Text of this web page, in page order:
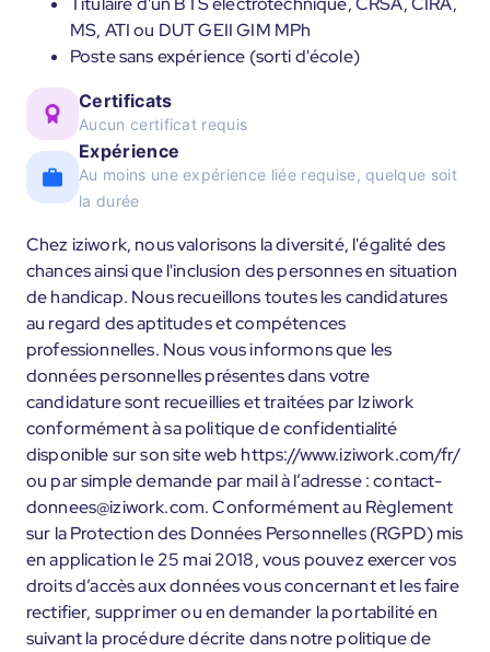
MS, ATI ou DUT GEII GIM MPh
Poste sans expérience (sorti d'école)
Certificats
Aucun certificat requis
Expérience
Au moins une expérience liée requise, quelque soit
la durée
Chez iziwork, nous valorisons la diversité, l'égalité des
chances ainsi que l'inclusion des personnes en situation
de handicap. Nous recueillons toutes les candidatures
au regard des aptitudes et compétences
professionnelles. Nous vous informons que les
données personnelles présentes dans votre
candidature sont recueillies et traitées par Iziwork
conformément à sa politique de confidentialité
disponible sur son site web https://www.iziwork.com/fr/
ou par simple demande par mail à l’adresse : contact-
donnees@iziwork.com. Conformément au Règlement
sur la Protection des Données Personnelles (RGPD) mis
en application le 25 mai 2018, vous pouvez exercer vos
droits d’accès aux données vous concernant et les faire
rectifier, supprimer ou en demander la portabilité en
suivant la procédure décrite dans notre politique de